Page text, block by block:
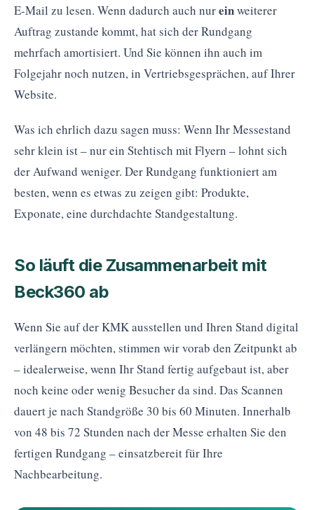
E-Mail zu lesen. Wenn dadurch auch nureinweiterer
Auftrag zustande kommt, hat sich der Rundgang
mehrfach amortisiert. Und Sie können ihn auch im
Folgejahr noch nutzen, in Vertriebsgesprächen, auf Ihrer
Website.
Was ich ehrlich dazu sagen muss: Wenn Ihr Messestand
sehr klein ist – nur ein Stehtisch mit Flyern – lohnt sich
der Aufwand weniger. Der Rundgang funktioniert am
besten, wenn es etwas zu zeigen gibt: Produkte,
Exponate, eine durchdachte Standgestaltung.
So läuft die Zusammenarbeit mit
Beck360 ab
Wenn Sie auf der KMK ausstellen und Ihren Stand digital
verlängern möchten, stimmen wir vorab den Zeitpunkt ab
– idealerweise, wenn Ihr Stand fertig aufgebaut ist, aber
noch keine oder wenig Besucher da sind. Das Scannen
dauert je nach Standgröße 30 bis 60 Minuten. Innerhalb
von 48 bis 72 Stunden nach der Messe erhalten Sie den
fertigen Rundgang – einsatzbereit für Ihre
Nachbearbeitung.